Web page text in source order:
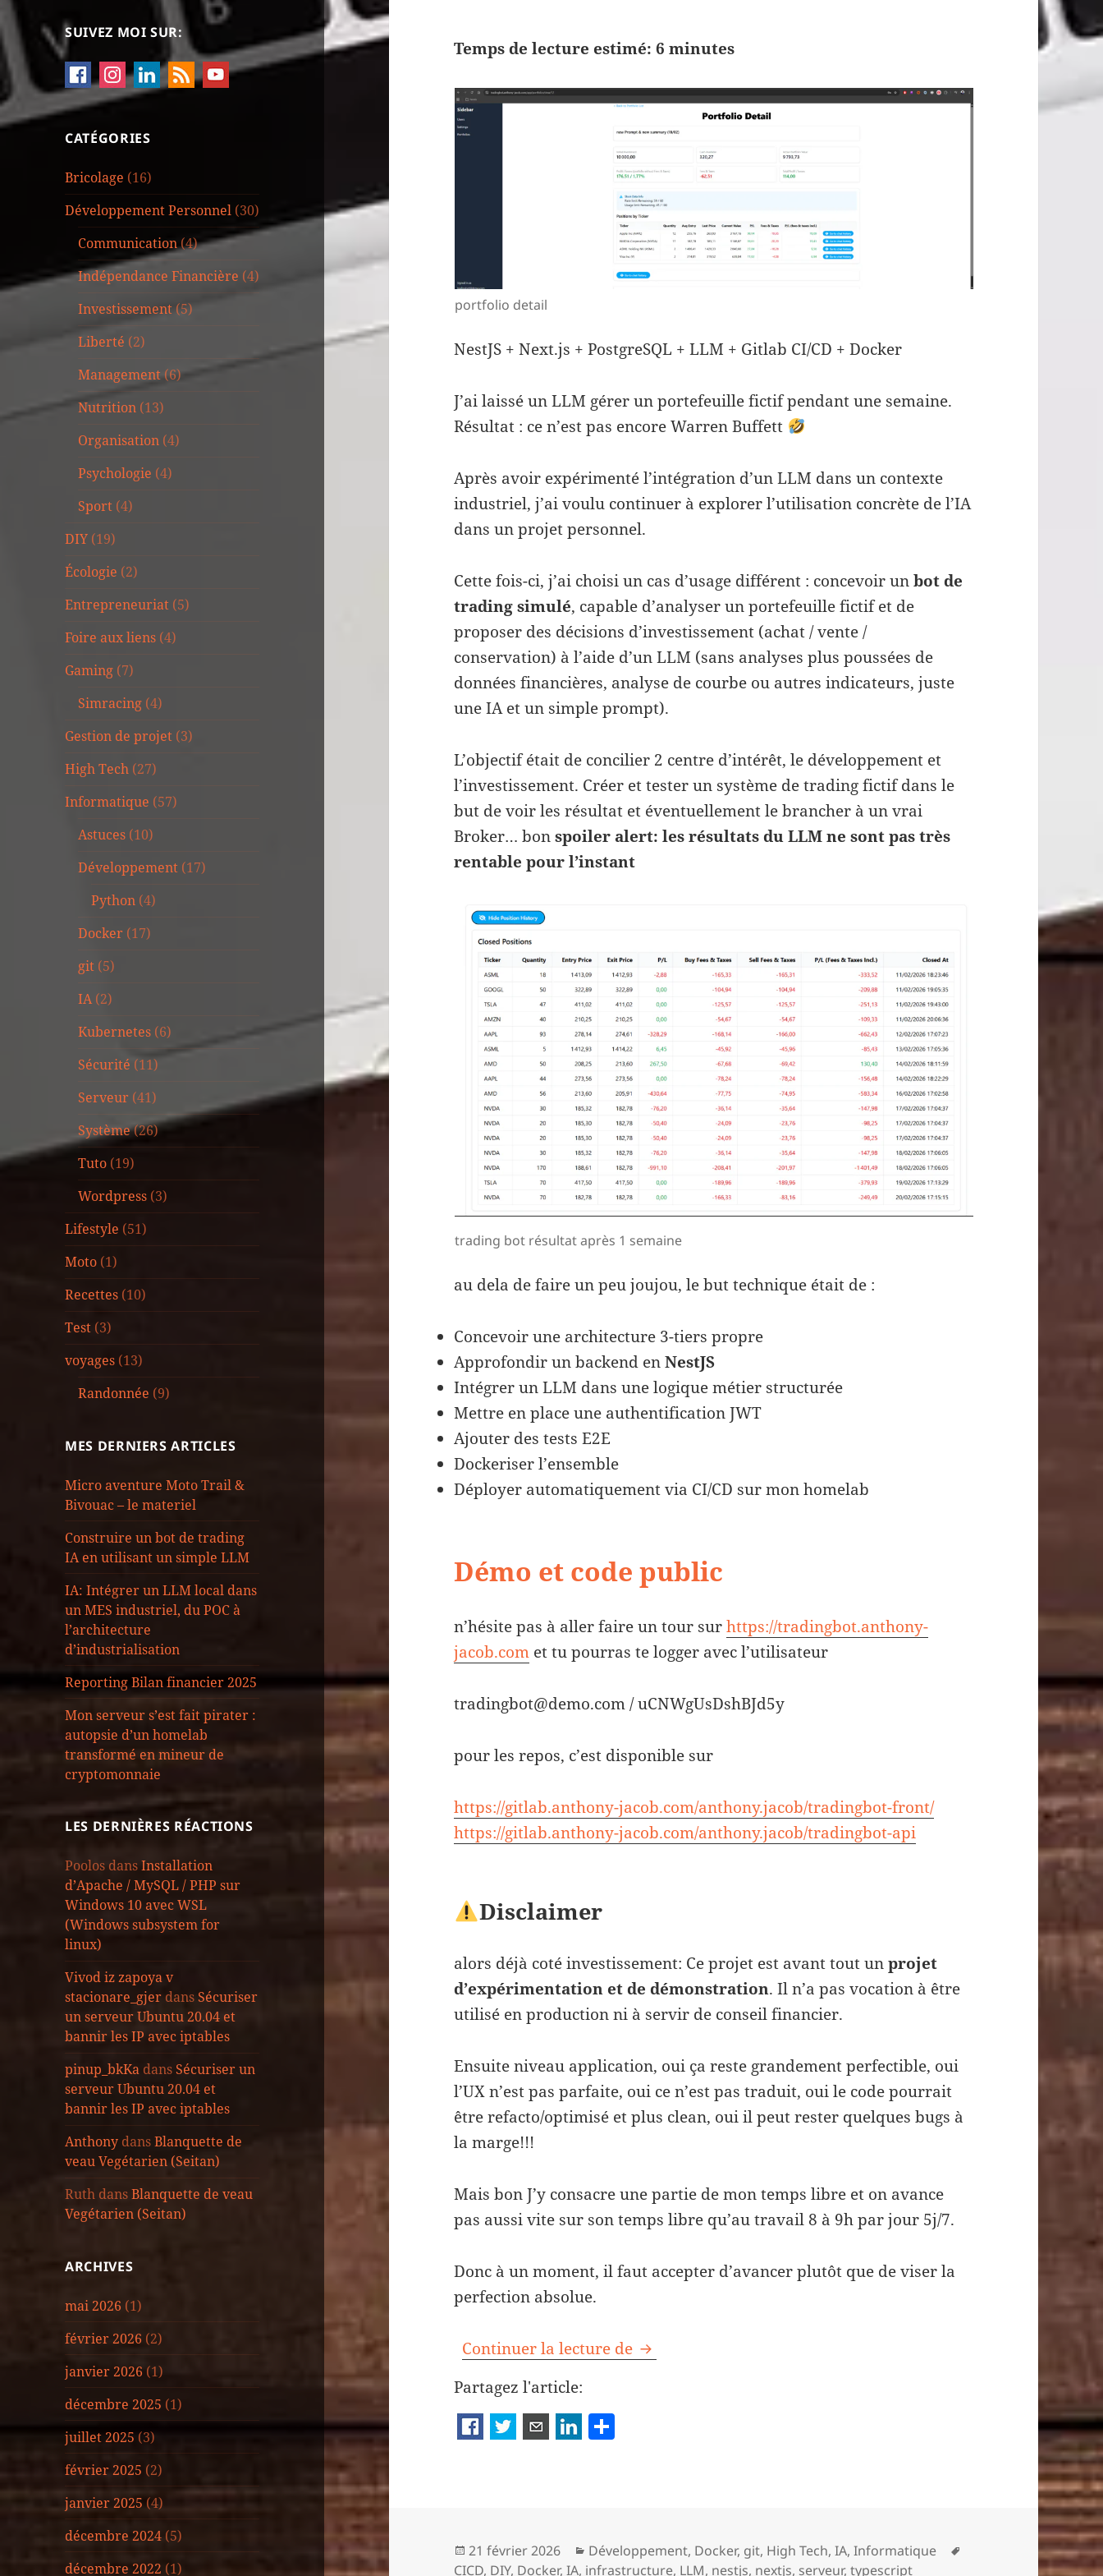
SUIVEZ MOI SUR:
CATÉGORIES
Bricolage (16)
Développement Personnel (30)
Communication(4)
Indépendance Financière (4)
Investissement (5)
Liberté (2)
Management(6)
Nutrition (13)
Organisation (4)
Psychologie (4)
Sport (4)
DIY (19)
Écologie (2)
Entrepreneuriat (5)
Foire aux liens (4)
Gaming (7)
Simracing (4)
Gestion de projet (3)
High Tech (27)
Informatique (57)
Astuces (10)
Développement (17)
Python (4)
Docker (17)
git (5)
IA(2)
Kubernetes (6)
Sécurité (11)
Serveur (41)
Système(26)
Tuto (19)
Wordpress (3)
Lifestyle (51)
Moto (1)
Recettes (10)
Test (3)
voyages (13)
Randonnée (9)
MES DERNIERS ARTICLES
Micro aventure Moto Trail &
Bivouac – le materiel
Construire un bot de trading
IA en utilisant un simple LLM
IA: Intégrer un LLM local dans
un MES industriel, du POC à
l’architecture
d’industrialisation
Reporting Bilan financier 2025
Mon serveur s’est fait pirater :
autopsie d’un homelab
transformé en mineur de
cryptomonnaie
LES DERNIÈRES RÉACTIONS
Poolos dansInstallation
d’Apache / MySQL / PHP sur
Windows 10 avec WSL
(Windows subsystem for
linux)
Vivod iz zapoya v
stacionare_gjer dansSécuriser
un serveur Ubuntu 20.04 et
bannir les IP avec iptables
pinup_bkKa dans Sécuriser un
serveur Ubuntu 20.04 et
bannir les IP avec iptables
Anthony dansBlanquette de
veau Vegétarien (Seitan)
Ruth dansBlanquette de veau
Vegétarien (Seitan)
ARCHIVES
mai 2026 (1)
février 2026 (2)
janvier 2026 (1)
décembre 2025 (1)
juillet 2025 (3)
février 2025 (2)
janvier 2025 (4)
décembre 2024 (5)
décembre 2022 (1)
Temps de lecture estimé: 6 minutes
portfolio detail
NestJS + Next.js + PostgreSQL + LLM + Gitlab CI/CD + Docker
J’ai laissé un LLM gérer un portefeuille fictif pendant une semaine.
Résultat : ce n’est pas encore Warren Buffett
Après avoir expérimenté l’intégration d’un LLM dans un contexte
industriel, j’ai voulu continuer à explorer l’utilisation concrète de l’IA
dans un projet personnel.
Cette fois-ci, j’ai choisi un cas d’usage différent : concevoir unbot de
trading simulé, capable d’analyser un portefeuille fictif et de
proposer des décisions d’investissement (achat / vente /
conservation) à l’aide d’un LLM (sans analyses plus poussées de
données financières, analyse de courbe ou autres indicateurs, juste
une IA et un simple prompt).
L’objectif était de concilier 2 centre d’intérêt, le développement et
l’investissement. Créer et tester un système de trading fictif dans le
but de voir les résultat et éventuellement le brancher à un vrai
Broker… bonspoiler alert: les résultats du LLM ne sont pas très
rentable pour l’instant
trading bot résultat après 1 semaine
au dela de faire un peu joujou, le but technique était de :
Concevoir une architecture 3-tiers propre
Approfondir un backend enNestJS
Intégrer un LLM dans une logique métier structurée
Mettre en place une authentification JWT
Ajouter des tests E2E
Dockeriser l’ensemble
Déployer automatiquement via CI/CD sur mon homelab
Démo et code public
n’hésite pas à aller faire un tour surhttps://tradingbot.anthony-
jacob.com et tu pourras te logger avec l’utilisateur
tradingbot@demo.com / uCNWgUsDshBJd5y
pour les repos, c’est disponible sur
https://gitlab.anthony-jacob.com/anthony.jacob/tradingbot-front/
https://gitlab.anthony-jacob.com/anthony.jacob/tradingbot-api
Disclaimer
alors déjà coté investissement: Ce projet est avant tout unprojet
d’expérimentation et de démonstration. Il n’a pas vocation à être
utilisé en production ni à servir de conseil financier.
Ensuite niveau application, oui ça reste grandement perfectible, oui
l’UX n’est pas parfaite, oui ce n’est pas traduit, oui le code pourrait
être refacto/optimisé et plus clean, oui il peut rester quelques bugs à
la marge!!!
Mais bon J’y consacre une partie de mon temps libre et on avance
pas aussi vite sur son temps libre qu’au travail 8 à 9h par jour 5j/7.
Donc à un moment, il faut accepter d’avancer plutôt que de viser la
perfection absolue.
Continuer la lecture de Construire un bot de trading IA en utilisant un simple LLM
Partagez l'article:
er
Publié
le
21 février 2026 Catégories
Développement, Docker, git, High Tech,IA,Informatique
CICD, DIY, Docker,IA, infrastructure, LLM, nestjs, nextjs, serveur,typescript